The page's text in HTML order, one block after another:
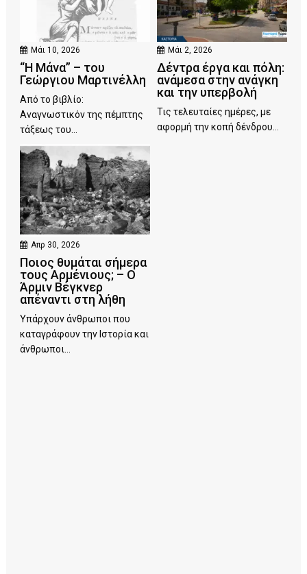
Μάι 10, 2026
“Η Μάνα” – του
Γεώργιου Μαρτινέλλη
Από το βιβλίο:
Αναγνωστικόν της πέμπτης
τάξεως του...
Μάι 2, 2026
Δέντρα έργα και πόλη:
ανάμεσα στην ανάγκη
και την υπερβολή
Τις τελευταίες ημέρες, με
αφορμή την κοπή δένδρου...
Απρ 30, 2026
Ποιος θυμάται σήμερα
τους Αρμένιους; – Ο
Άρμιν Βέγκνερ
απέναντι στη λήθη
Υπάρχουν άνθρωποι που
καταγράφουν την Ιστορία και
άνθρωποι...